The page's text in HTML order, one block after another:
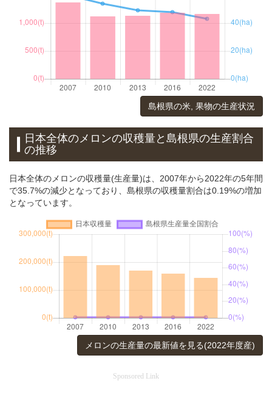
島根県の米, 果物の生産状況
日本全体のメロンの収穫量と島根県の生産割合
の推移
日本全体のメロンの収穫量(生産量)は、2007年から2022年の5年間
で35.7%の減少となっており、島根県の収穫量割合は0.19%の増加
となっています。
メロンの生産量の最新値を見る(2022年度産)
Sponsored Link